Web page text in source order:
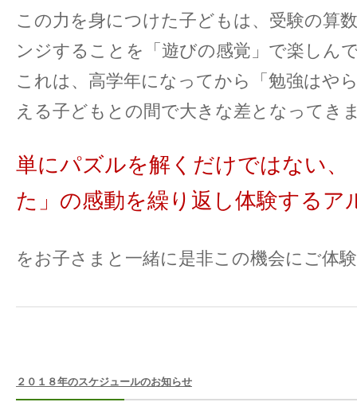
この力を身につけた子どもは、受験の算
ンジすることを「遊びの感覚」で楽しん
これは、高学年になってから「勉強はや
える子どもとの間で大きな差となってき
単にパズルを解くだけではない、
た」の感動を繰り返し体験するア
をお子さまと一緒に是非この機会にご体
２０１８年のスケジュールのお知らせ